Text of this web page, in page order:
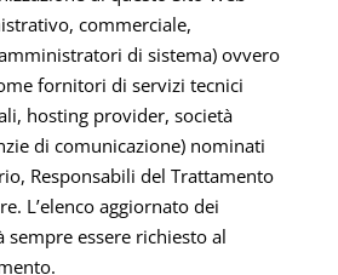
commerciale,
di sistema) ovvero
fornitori di servizi tecnici
hosting provider, società
di comunicazione) nominati
Responsabili del Trattamento
L’elenco aggiornato dei
sempre essere richiesto al